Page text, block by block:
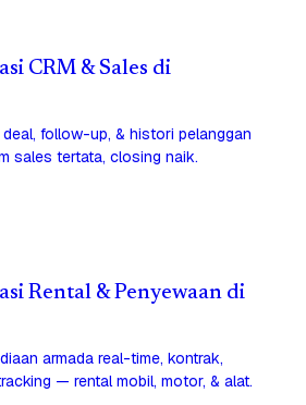
CRM & Sales di
follow-up, & histori pelanggan
sales tertata, closing naik.
Rental & Penyewaan di
armada real-time, kontrak,
— rental mobil, motor, & alat.